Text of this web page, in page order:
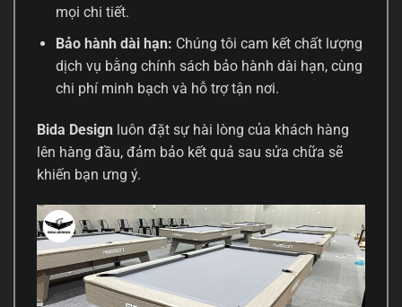
mọi chi tiết.
Bảo hành dài hạn: Chúng tôi cam kết chất lượng
dịch vụ bằng chính sách bảo hành dài hạn, cùng
chi phí minh bạch và hỗ trợ tận nơi.
Bida Design luôn đặt sự hài lòng của khách hàng
lên hàng đầu, đảm bảo kết quả sau sửa chữa sẽ
khiến bạn ưng ý.